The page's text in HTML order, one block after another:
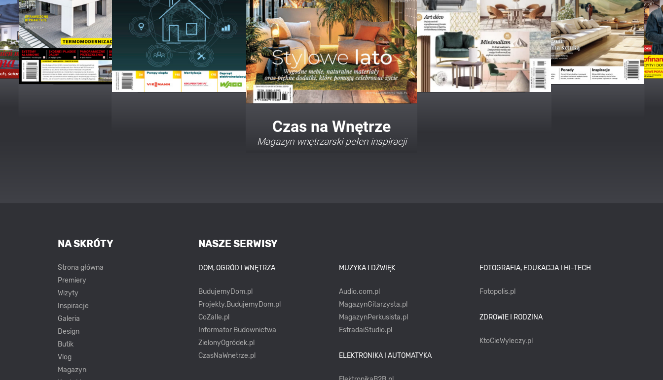
Twój Dom Twój Styl
Porady i inspiracje w najmodniejszych
NASZE SERWISY
DOM, OGRÓD I WNĘTRZA
BudujemyDom.pl
Projekty.BudujemyDom.pl
CoZaIle.pl
Informator Budownictwa
ZielonyOgródek.pl
CzasNaWnetrze.pl
MUZYKA I DŹWIĘK
Audio.com.pl
MagazynGitarzysta.pl
MagazynPerkusista.pl
EstradaiStudio.pl
ELEKTRONIKA I AUTOMATYKA
FOTOGRAFIA, EDUKACJA I HI-TECH
Fotopolis.pl
ZDROWIE I RODZINA
KtoCieWyleczy.pl
NA SKRÓTY
Strona główna
Premiery
Wizyty
Inspiracje
Galeria
Design
Butik
Vlog
Magazyn